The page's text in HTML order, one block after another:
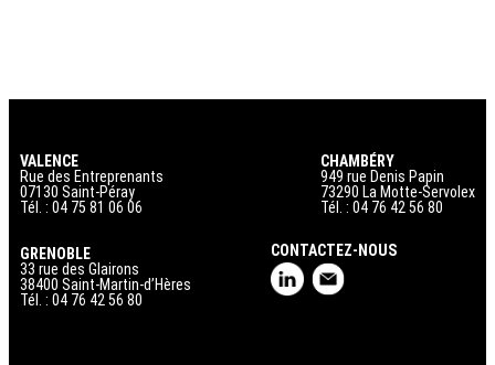
VALENCE
Rue des Entreprenants
07130 Saint-Péray
Tél. : 04 75 81 06 06
CHAMBÉRY
949 rue Denis Papin
73290 La Motte-Servolex
Tél. : 04 76 42 56 80
GRENOBLE
33 rue des Glairons
38400 Saint-Martin-d’Hères
Tél. : 04 76 42 56 80
CONTACTEZ-NOUS